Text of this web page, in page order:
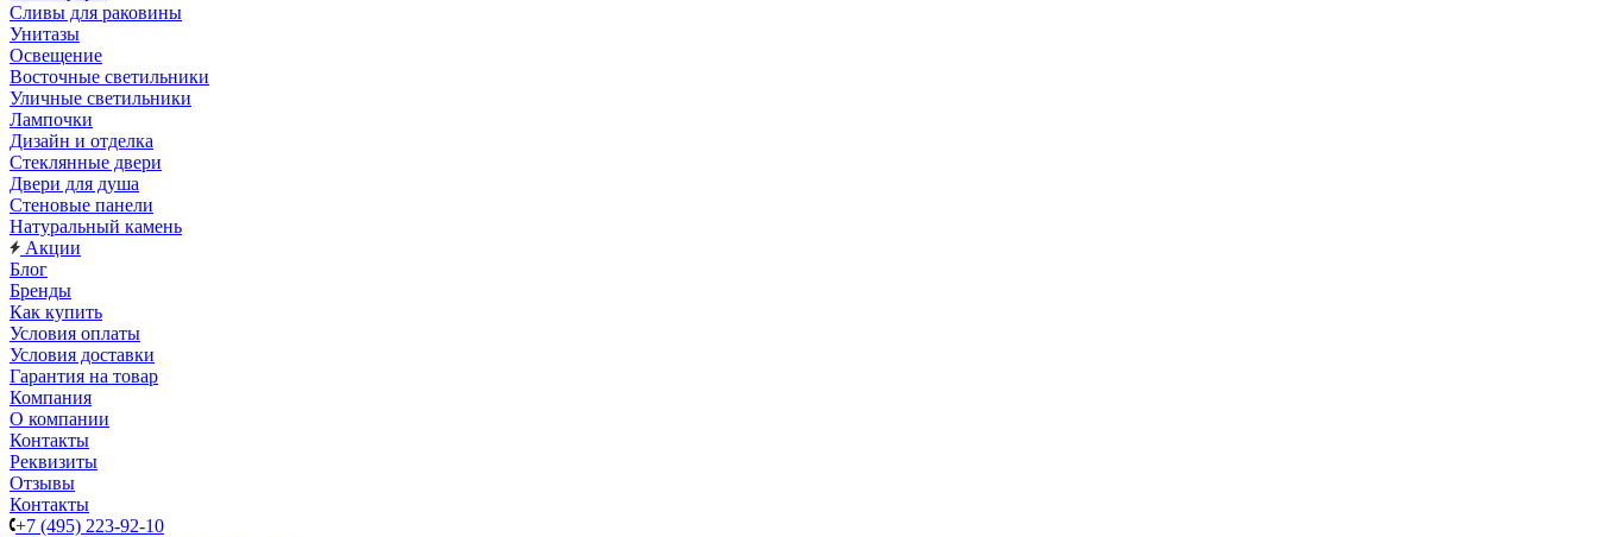
Сливы для раковины
Унитазы
Освещение
Восточные светильники
Уличные светильники
Лампочки
Дизайн и отделка
Стеклянные двери
Двери для душа
Стеновые панели
Натуральный камень
Акции
Блог
Бренды
Как купить
Условия оплаты
Условия доставки
Гарантия на товар
Компания
О компании
Контакты
Реквизиты
Отзывы
Контакты
+7 (495) 223-92-10